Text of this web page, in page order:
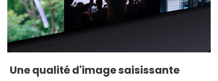
Une qualité d'image saisissante